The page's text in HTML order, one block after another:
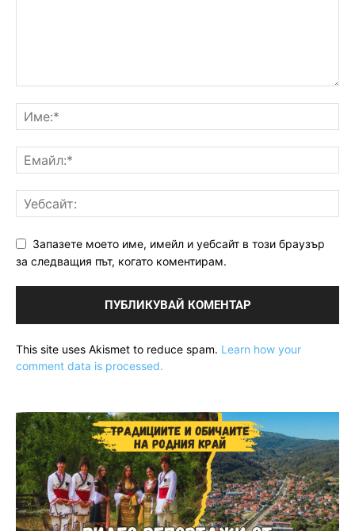
Запазете моето име, имейл и уебсайт в този браузър
за следващия път, когато коментирам.
This site uses Akismet to reduce spam. Learn how your
comment data is processed.